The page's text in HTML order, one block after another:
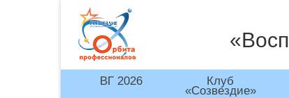
ВГ 2026 Клуб
«Созвездие»